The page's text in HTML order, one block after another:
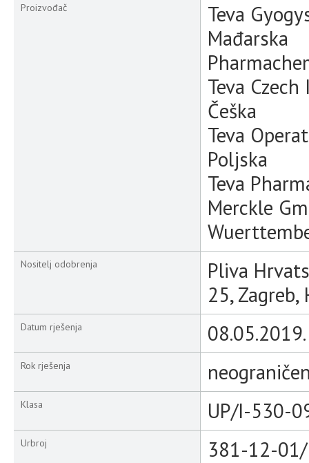
Proizvođač
Teva
Mađarska
Teva
Češka
Teva
Poljska
Teva
Merckle
Nositelj odobrenja
Pliva
25, Zagreb,
Datum rješenja 08.05.2019.
Rok rješenja
Klasa UP/I-530-
Urbroj 381-12-